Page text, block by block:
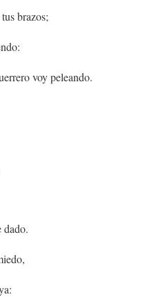
brazos;
voy peleando.
dado.